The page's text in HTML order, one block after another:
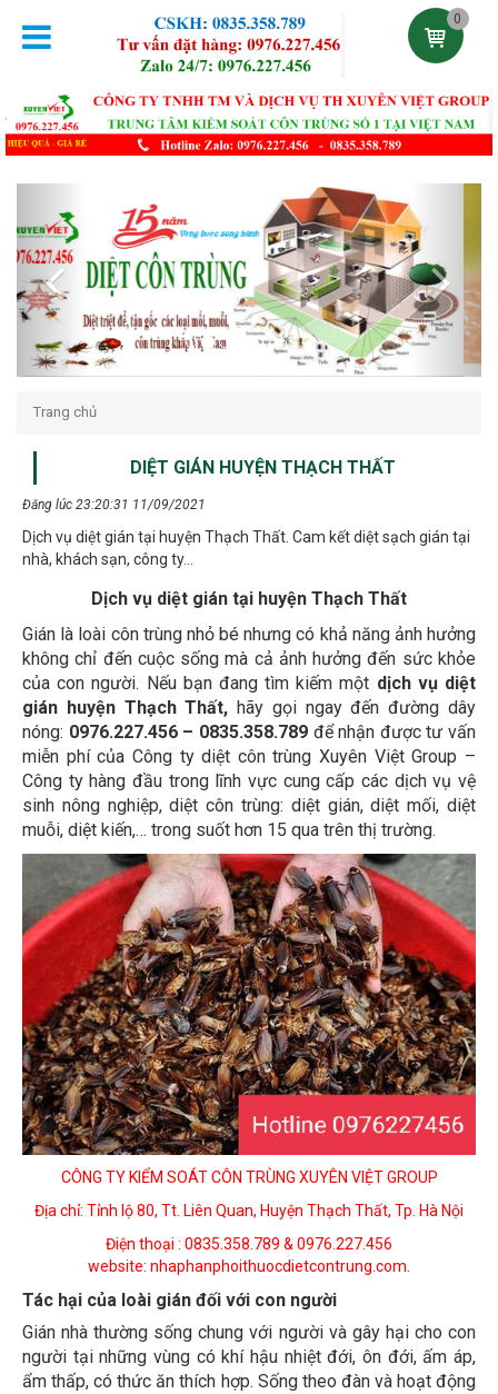
0
DIỆT GIÁN HUYỆN THẠCH THẤT
nhà, khách sạn, công ty...
Dịch vụ diệt gián tại huyện Thạch Thất
Gián là loài côn trùng nhỏ bé nhưng có khả năng ảnh hưởng
không chỉ đến cuộc sống mà cả ảnh hưởng đến sức khỏe
của con người. Nếu bạn đang tìm kiếm mộtdịch vụ diệt
gián huyện Thạch Thất,hãy gọi ngay đến đường dây
nóng: 0976.227.456 – 0835.358.789để nhận được tư vấn
miễn phí của Công ty diệt côn trùng Xuyên Việt Group –
Công ty hàng đầu trong lĩnh vực cung cấp các dịch vụ vệ
sinh nông nghiệp, diệt côn trùng: diệt gián, diệt mối, diệt
muỗi, diệt kiến,… trong suốt hơn 15 qua trên thị trường.
CÔNG TY KIỂM SOÁT CÔN TRÙNG XUYÊN VIỆT GROUP
Địa chỉ: Tỉnh lộ 80, Tt. Liên Quan, Huyện Thạch Thất, Tp. Hà Nội
website: nhaphanphoithuocdietcontrung.com.
Tác hại của loài gián đối với con người
Gián nhà thường sống chung với người và gây hại cho con
người tại những vùng có khí hậu nhiệt đới, ôn đới, ấm áp,
ẩm thấp, có thức ăn thích hợp. Sống theo đàn và hoạt động